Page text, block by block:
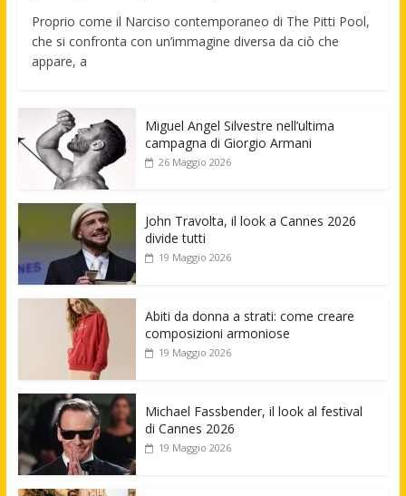
Proprio come il Narciso contemporaneo di The Pitti Pool,
che si confronta con un’immagine diversa da ciò che
appare, a
Miguel Angel Silvestre nell’ultima
campagna di Giorgio Armani
26 Maggio 2026
John Travolta, il look a Cannes 2026
divide tutti
19 Maggio 2026
Abiti da donna a strati: come creare
composizioni armoniose
19 Maggio 2026
Michael Fassbender, il look al festival
di Cannes 2026
19 Maggio 2026